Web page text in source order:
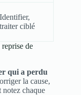
Identifier,
traiter ciblé
de
qui a perdu
la cause,
notez chaque